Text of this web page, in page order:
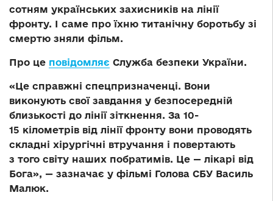
сотням українських захисників на лінії
фронту. І саме про їхню титанічну боротьбу зі
смертю зняли фільм.
Про це повідомляє Служба безпеки України.
«Це справжні спецпризначенці. Вони
виконують свої завдання у безпосередній
близькості до лінії зіткнення. За 10-
15 кілометрів від лінії фронту вони проводять
складні хірургічні втручання і повертають
з того світу наших побратимів. Це — лікарі від
Бога», — зазначає у фільмі Голова СБУ Василь
Малюк.